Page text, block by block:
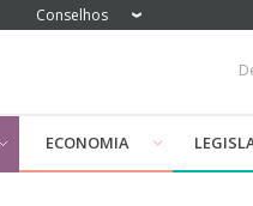
Conselhos
ECONOMIA